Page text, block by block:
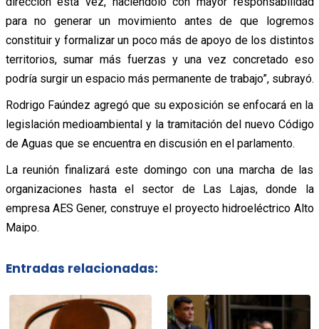
para no generar un movimiento antes de que logremos
constituir y formalizar un poco más de apoyo de los distintos
territorios, sumar más fuerzas y una vez concretado eso
podría surgir un espacio más permanente de trabajo”, subrayó.
Rodrigo Faúndez agregó que su exposición se enfocará en la
legislación medioambiental y la tramitación del nuevo Código
de Aguas que se encuentra en discusión en el parlamento.
La reunión finalizará este domingo con una marcha de las
organizaciones hasta el sector de Las Lajas, donde la
empresa AES Gener, construye el proyecto hidroeléctrico Alto
Maipo.
Entradas relacionadas: